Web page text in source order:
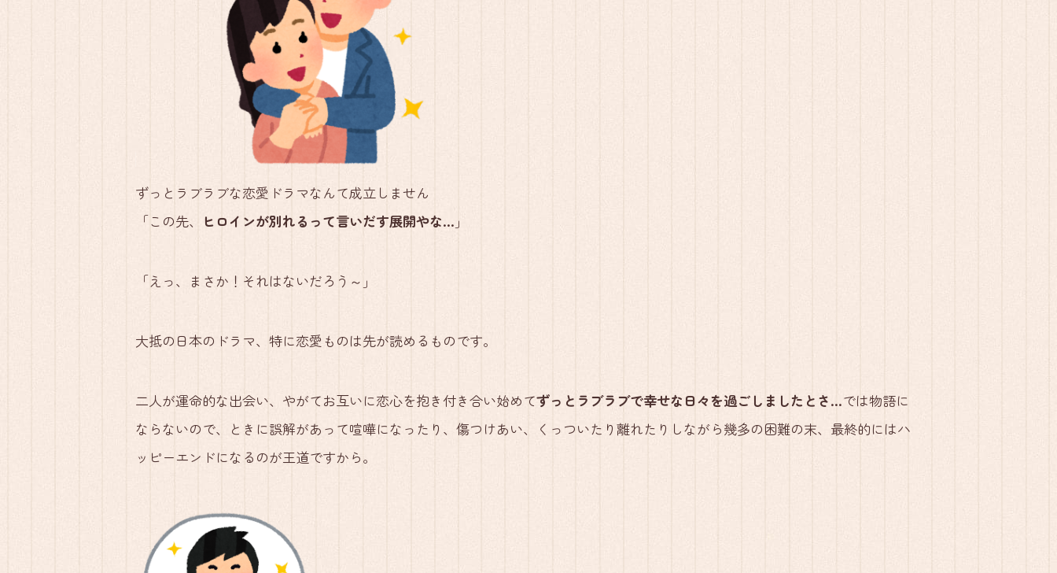
ずっとラブラブな恋愛ドラマなんて成立しません
「この先、 ヒロインが別れるって言いだす展開やな… 」
「えっ、まさか！それはないだろう～」
大抵の日本のドラマ、特に恋愛ものは先が読めるものです。
二人が運命的な出会い、やがてお互いに恋心を抱き付き合い始めてずっとラブラブで幸せな日々を過ごしましたとさ…では物語に
ならないので、ときに誤解があって喧嘩になったり、傷つけあい、くっついたり離れたりしながら幾多の困難の末、最終的にはハ
ッピーエンドになるのが王道ですから。